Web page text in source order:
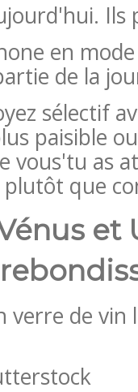
Ils
en
de la
sélectif
paisible
vous'tu as
plutôt que
et
verre de vin